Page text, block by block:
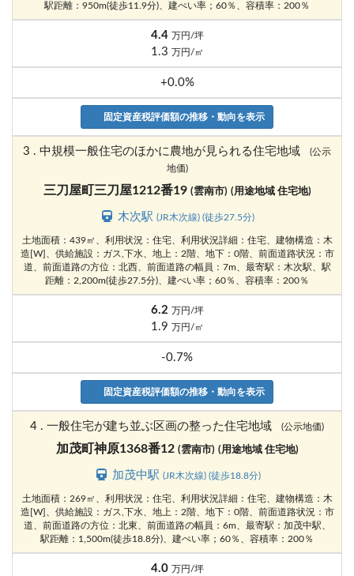
駅距離：950m(徒歩11.9分)、建ぺい率；60％、容積率：200％
4.4 万円/坪
1.3 万円/㎡
+0.0%
固定資産税評価額の推移・動向を表示
3 . 中規模一般住宅のほかに農地が見られる住宅地域
(公示
地価)
三刀屋町三刀屋1212番19 (雲南市) (用途地域 住宅地)
木次駅(JR木次線) (徒歩27.5分)
土地面積：439㎡、利用状況：住宅、利用状況詳細：住宅、建物構造：木
造[W]、供給施設：ガス,下水、地上：2階、地下：0階、前面道路状況：市
道、前面道路の方位：北西、前面道路の幅員：7m、最寄駅：木次駅、駅
距離：2,200m(徒歩27.5分)、建ぺい率；60％、容積率：200％
6.2 万円/坪
1.9 万円/㎡
-0.7%
固定資産税評価額の推移・動向を表示
4 . 一般住宅が建ち並ぶ区画の整った住宅地域 (公示地価)
加茂町神原1368番12 (雲南市) (用途地域 住宅地)
加茂中駅 (JR木次線) (徒歩18.8分)
土地面積：269㎡、利用状況：住宅、利用状況詳細：住宅、建物構造：木
造[W]、供給施設：ガス,下水、地上：2階、地下：0階、前面道路状況：市
道、前面道路の方位：北東、前面道路の幅員：6m、最寄駅：加茂中駅、
駅距離：1,500m(徒歩18.8分)、建ぺい率；60％、容積率：200％
4.0 万円/坪